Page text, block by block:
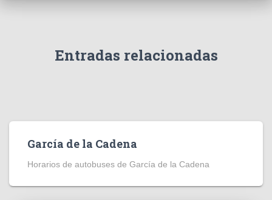
Entradas relacionadas
García de la Cadena
Horarios de autobuses de García de la Cadena